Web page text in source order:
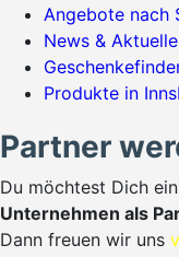
Angebote nach
News &
Produkte in
Partner
Du möchtest Dich
Unternehmen als
Dann freuen wir uns